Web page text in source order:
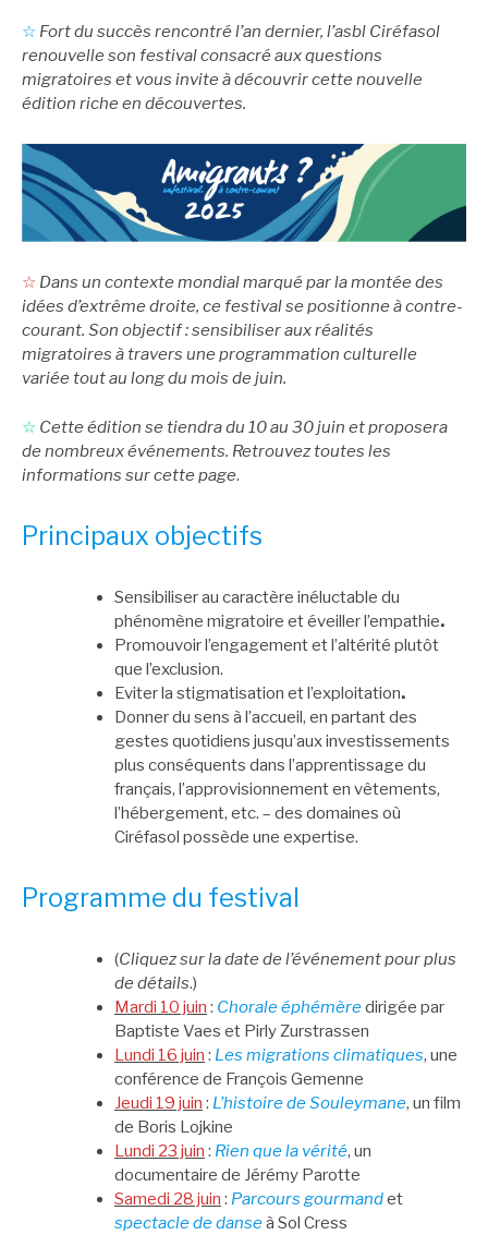
☆ Fort du succès rencontré l’an dernier, l’asbl Ciréfasol
renouvelle son festival consacré aux questions
migratoires et vous invite à découvrir cette nouvelle
édition riche en découvertes.
☆ Dans un contexte mondial marqué par la montée des
idées d’extrême droite, ce festival se positionne à contre-
courant. Son objectif : sensibiliser aux réalités
migratoires à travers une programmation culturelle
variée tout au long du mois de juin.
☆ Cette édition se tiendra du 10 au 30 juin et proposera
de nombreux événements. Retrouvez toutes les
informations sur cette page.
Principaux objectifs
Sensibiliser au caractère inéluctable du
phénomène migratoire et éveiller l’empathie.
Promouvoir l’engagement et l’altérité plutôt
que l’exclusion.
Eviter la stigmatisation et l’exploitation.
Donner du sens à l’accueil, en partant des
gestes quotidiens jusqu’aux investissements
plus conséquents dans l’apprentissage du
français, l’approvisionnement en vêtements,
l’hébergement, etc. – des domaines où
Ciréfasol possède une expertise.
Programme du festival
(Cliquez sur la date de l’événement pour plus
de détails.)
Mardi 10 juin : Chorale éphémèredirigée par
Baptiste Vaes et Pirly Zurstrassen
Lundi 16 juin : Les migrations climatiques, une
conférence de François Gemenne
Jeudi 19 juin : L’histoire de Souleymane, un film
de Boris Lojkine
Lundi 23 juin : Rien que la vérité, un
documentaire de Jérémy Parotte
Samedi 28 juin : Parcours gourmandet
spectacle de danseà Sol Cress